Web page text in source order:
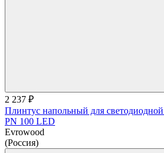
2 237 ₽
Плинтус напольный для
PN 100 LED
Evrowood
(Россия)